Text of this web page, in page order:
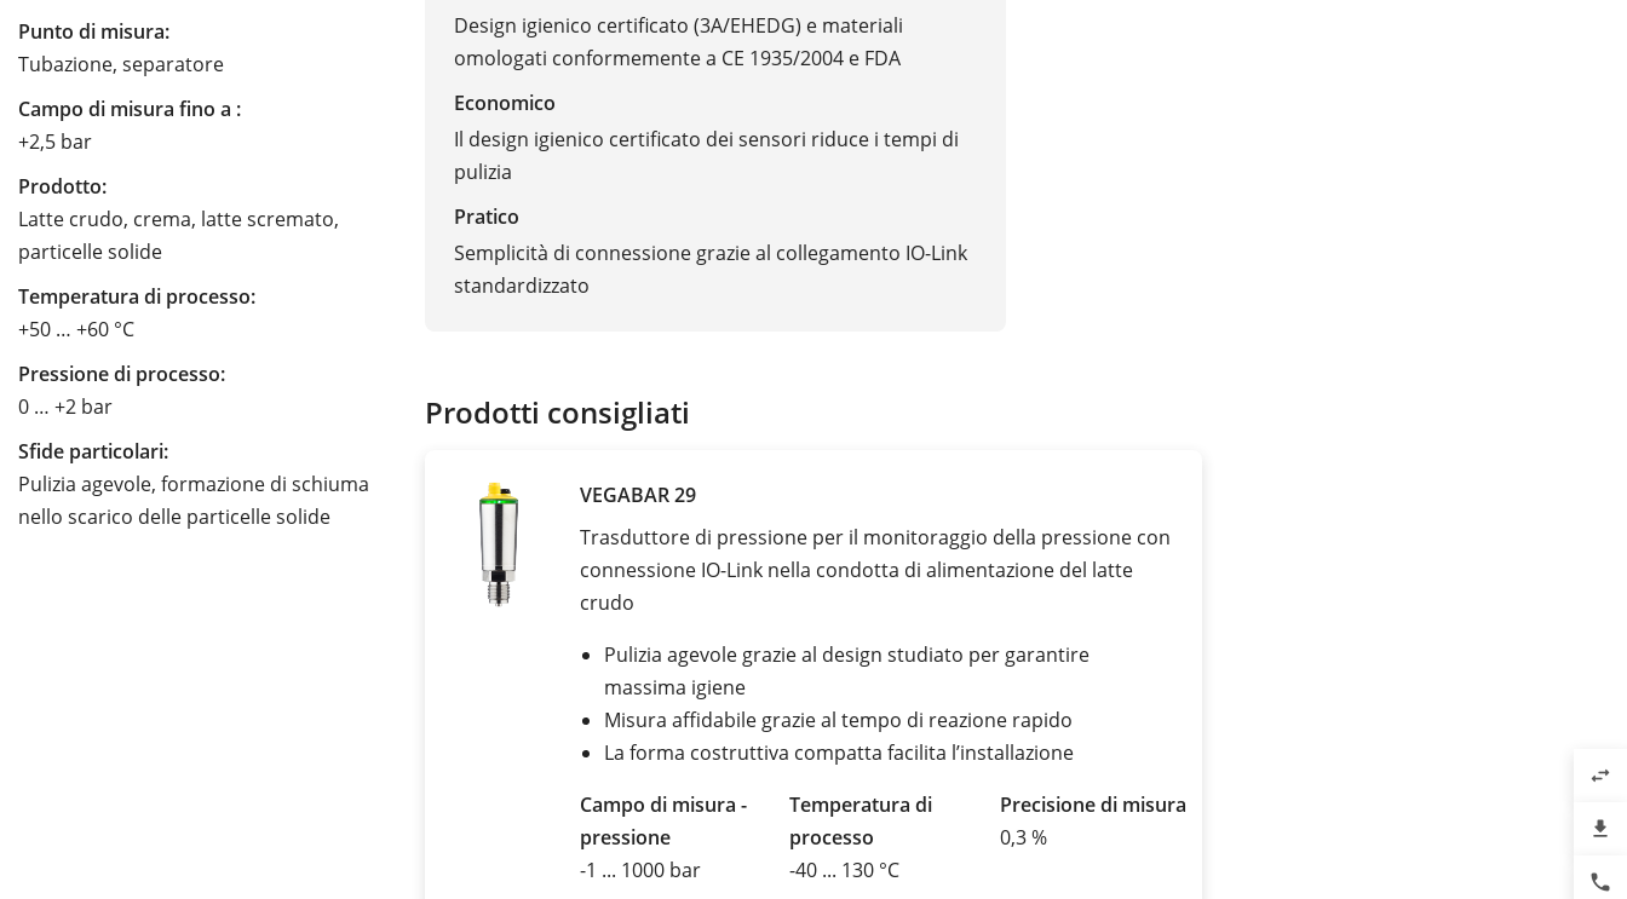
Punto di misura:
Tubazione, separatore
Campo di misura fino a :
+2,5 bar
Prodotto:
Latte crudo, crema, latte scremato,
particelle solide
Temperatura di processo:
+50 … +60 °C
Pressione di processo:
0 … +2 bar
Sfide particolari:
Pulizia agevole, formazione di schiuma
nello scarico delle particelle solide
Design igienico certificato (3A/EHEDG) e materiali
omologati conformemente a CE 1935/2004 e FDA
Economico
Il design igienico certificato dei sensori riduce i tempi di
pulizia
Pratico
Semplicità di connessione grazie al collegamento IO-Link
standardizzato
Prodotti consigliati
VEGABAR 29
Trasduttore di pressione per il monitoraggio della pressione con
connessione IO-Link nella condotta di alimentazione del latte
crudo
Pulizia agevole grazie al design studiato per garantire
massima igiene
Misura affidabile grazie al tempo di reazione rapido
La forma costruttiva compatta facilita l’installazione
Campo di misura -
pressione
-1 ... 1000 bar
Temperatura di
processo
-40 ... 130 °C
Precisione di misura
0,3 %
swap_horiz
file_download
phone